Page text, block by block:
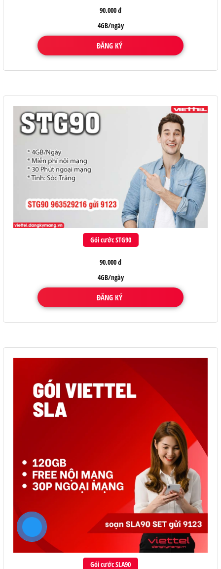
90.000 đ
4GB/ngày
ĐĂNG KÝ
Gói cước STG90
90.000 đ
4GB/ngày
ĐĂNG KÝ
Gói cước SLA90